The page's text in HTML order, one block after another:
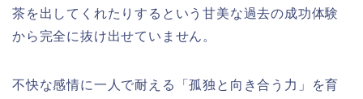
茶を出してくれたりするという甘美な過去の成功体験
から完全に抜け出せていません。
不快な感情に一人で耐える「孤独と向き合う力」を育